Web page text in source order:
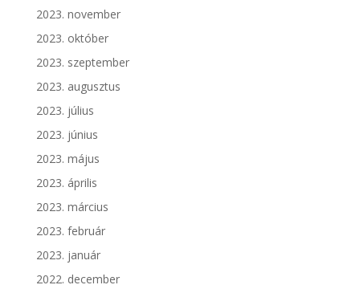
2023. november
2023. október
2023. szeptember
2023. augusztus
2023. július
2023. június
2023. május
2023. április
2023. március
2023. február
2023. január
2022. december